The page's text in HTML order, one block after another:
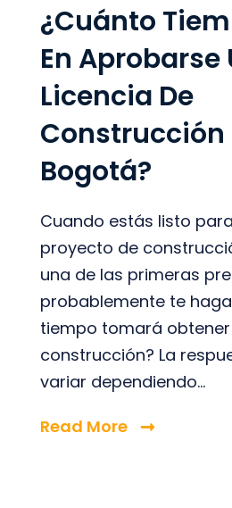
¿Cuánto
En Aprobarse
Licencia De
Construcción
Bogotá?
Cuando estás listo
proyecto de
una de las primeras
probablemente te
tiempo tomará
construcción? La
variar dependiendo...
Read More